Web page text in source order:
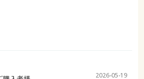
2026-05-19